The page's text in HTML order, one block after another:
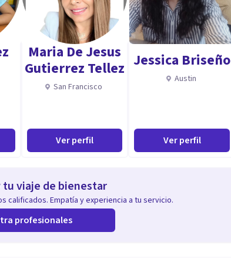
Maria De Jesus
Gutierrez Tellez
San Francisco
Ver perfil
Jessica Briseño
Austin
Ver perfil
tu viaje de bienestar
calificados. Empatía y experiencia a tu servicio.
profesionales